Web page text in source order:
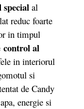
special al
reduc foarte
in timpul
control al
in interiorul
si
de Candy
energie si